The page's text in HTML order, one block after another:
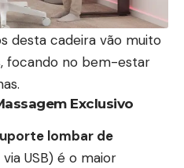
desta cadeira vão muito
focando no bem-estar
Exclusivo
lombar de
USB) é o maior